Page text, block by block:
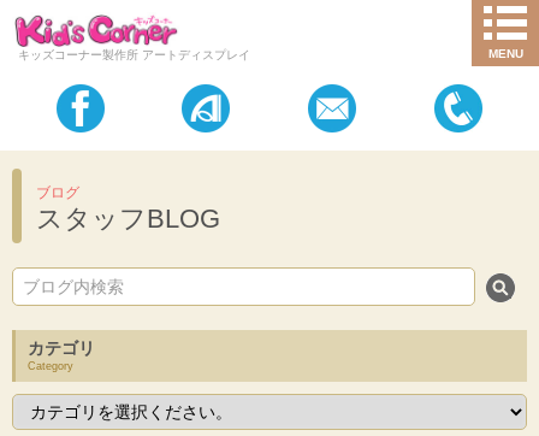
キッズコーナー製作所 アートディスプレイ MENU
ブログ
スタッフBLOG
カテゴリ
Category